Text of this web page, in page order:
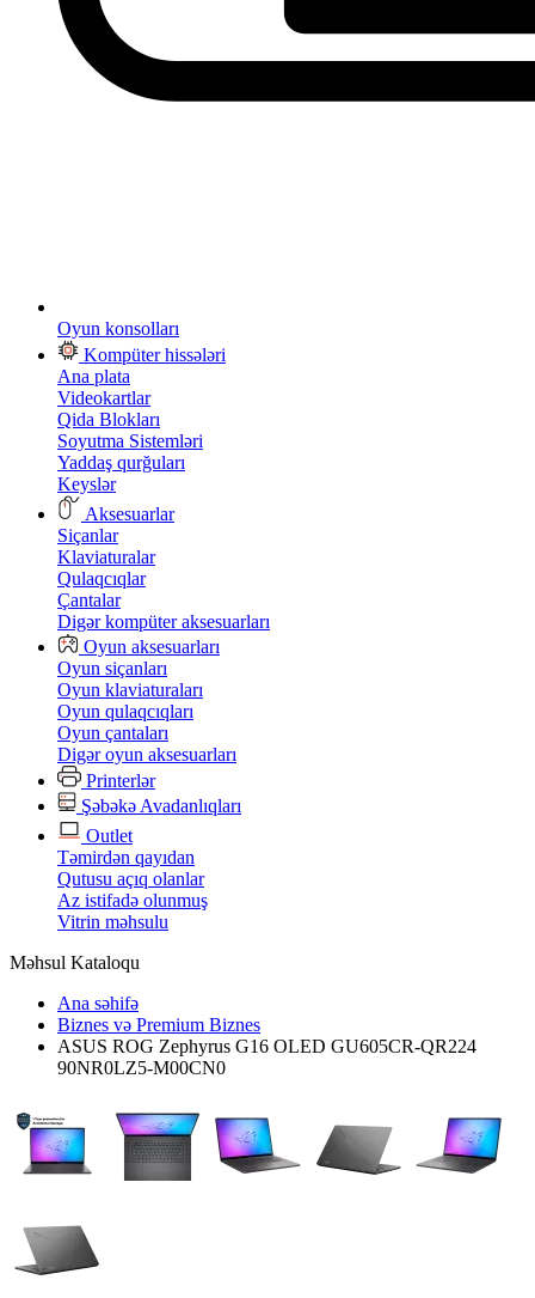
Oyun konsolları
Kompüter hissələri
Ana plata
Videokartlar
Qida Blokları
Soyutma Sistemləri
Yaddaş qurğuları
Keyslər
Aksesuarlar
Siçanlar
Klaviaturalar
Qulaqcıqlar
Çantalar
Digər kompüter aksesuarları
Oyun aksesuarları
Oyun siçanları
Oyun klaviaturaları
Oyun qulaqcıqları
Oyun çantaları
Digər oyun aksesuarları
Printerlər
Şəbəkə Avadanlıqları
Outlet
Təmirdən qayıdan
Qutusu açıq olanlar
Az istifadə olunmuş
Vitrin məhsulu
Məhsul Kataloqu
Ana səhifə
Biznes və Premium Biznes
ASUS ROG Zephyrus G16 OLED GU605CR-QR224
90NR0LZ5-M00CN0